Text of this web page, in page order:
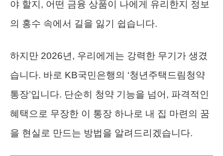
야 할지, 어떤 금융 상품이 나에게 유리한지 정보
의 홍수 속에서 길을 잃기 쉽습니다.
하지만 2026년, 우리에게는 강력한 무기가 생겼
습니다. 바로 KB국민은행의 ‘청년주택드림청약
통장’입니다. 단순히 청약 기능을 넘어, 파격적인
혜택으로 무장한 이 통장 하나로 내 집 마련의 꿈
을 현실로 만드는 방법을 알려드리겠습니다.